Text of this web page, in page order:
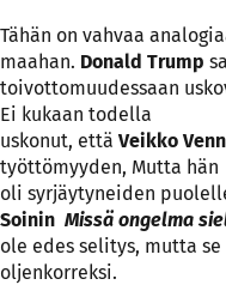
Tähän on vahvaa
maahan. Donald Trump
toivottomuudessaan
Ei kukaan todella
uskonut, että Veikko
työttömyyden, Mutta hän
oli syrjäytyneiden
Soinin Missä ongelma
ole edes selitys, mutta
oljenkorreksi.